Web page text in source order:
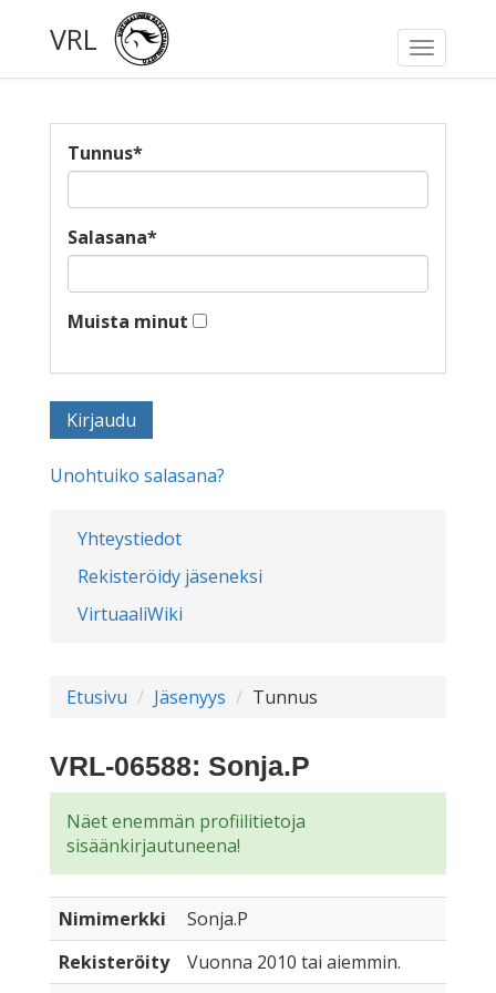
Toggle
VRL
Yhteystiedot
Rekisteröidy jäseneksi
VirtuaaliWiki
Tunnus*
Salasana*
Muista minut
Unohtuiko salasana?
Etusivu Jäsenyys Tunnus
VRL-06588: Sonja.P
Näet enemmän profiilitietoja
sisäänkirjautuneena!
Nimimerkki
Sonja.P
Rekisteröity
Vuonna 2010 tai aiemmin.